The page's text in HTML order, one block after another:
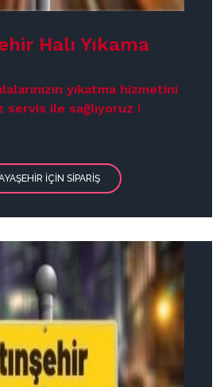
Halı Yıkama
yıkatma hizmetini
servis ile sağlıyoruz !
IÇIN SIPARIŞ